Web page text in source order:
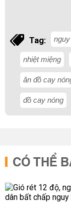
Tag:
nhiệt miệng
ăn đồ cay
đồ cay nóng
CÓ THỂ